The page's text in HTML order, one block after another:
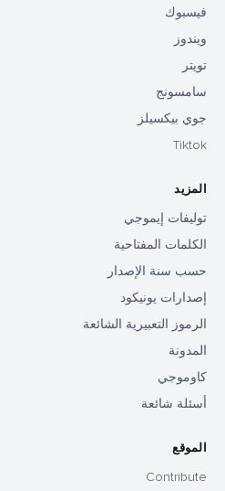
فيسبوك
ويندوز
تويتر
سامسونج
جوي بيكسيلز
Tiktok
المزيد
توليفات إيموجي
الكلمات المفتاحية
حسب سنة الإصدار
إصدارات يونيكود
الرموز التعبيرية الشائعة
المدونة
كاوموجي
أسئلة شائعة
الموقع
Contribute